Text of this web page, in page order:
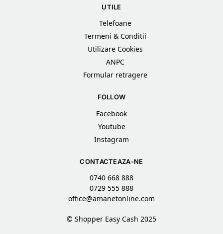
UTILE
Telefoane
Termeni & Conditii
Utilizare Cookies
ANPC
Formular retragere
FOLLOW
Facebook
Youtube
Instagram
CONTACTEAZA-NE
0740 668 888
0729 555 888
office@amanetonline.com
© Shopper Easy Cash 2025